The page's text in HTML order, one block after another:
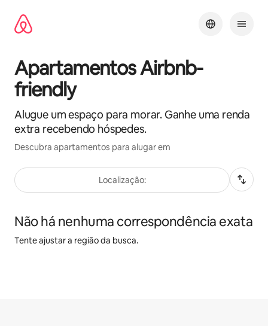
Apartamentos Airbnb-
friendly
Alugue um espaço para morar. Ganhe uma renda
extra recebendo hóspedes.
Descubra apartamentos para alugar em
Localização:
Não há nenhuma correspondência exata
Tente ajustar a região da busca.